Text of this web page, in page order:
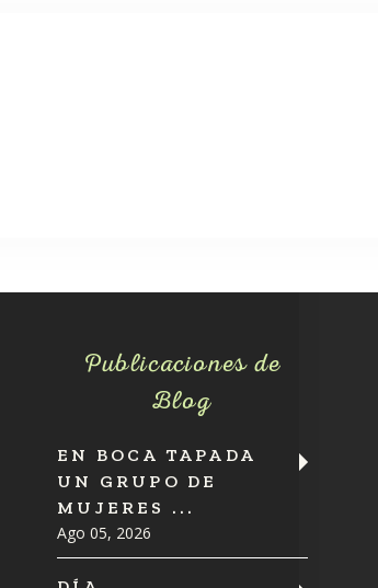
Publicaciones de
Blog
EN BOCA TAPADA
UN GRUPO DE
MUJERES ...
Ago 05, 2026